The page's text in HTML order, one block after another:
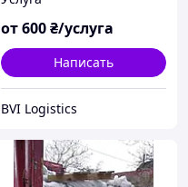
от600₴/услуга
Написать
BVI Logistics